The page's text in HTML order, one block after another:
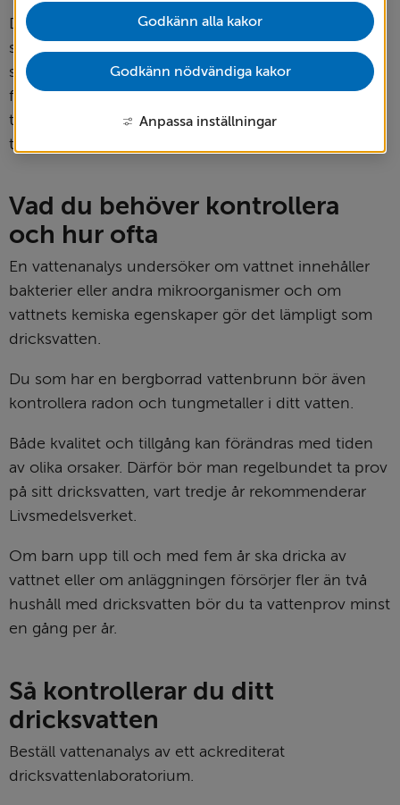
Godkänn alla kakor
Godkänn nödvändiga kakor
Anpassa inställningar
Det är upp till fastighetsägaren att se till att vattnet
som dricks är tjänligt och utan fara. Foster och
småbarn är extra känsliga för vissa ämnen som kan
finnas i dricksvatten, exempelvis fluorid eller
tungmetaller. Höga halter av vissa metaller kan leda
till fördröjd utveckling eller beteendestörningar.
Vad du behöver kontrollera
och hur ofta
En vattenanalys undersöker om vattnet innehåller
bakterier eller andra mikroorganismer och om
vattnets kemiska egenskaper gör det lämpligt som
dricksvatten.
Du som har en bergborrad vattenbrunn bör även
kontrollera radon och tungmetaller i ditt vatten.
Både kvalitet och tillgång kan förändras med tiden
av olika orsaker. Därför bör man regelbundet ta prov
på sitt dricksvatten, vart tredje år rekommenderar
Livsmedelsverket.
Om barn upp till och med fem år ska dricka av
vattnet eller om anläggningen försörjer fler än två
hushåll med dricksvatten bör du ta vattenprov minst
en gång per år.
Så kontrollerar du ditt
dricksvatten
Beställ vattenanalys av ett ackrediterat
dricksvattenlaboratorium.